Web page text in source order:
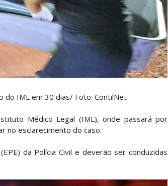
do IML em 30 dias/ Foto: ContilNet
Médico Legal (IML), onde passará por
no esclarecimento do caso.
da Polícia Civil e deverão ser conduzidas